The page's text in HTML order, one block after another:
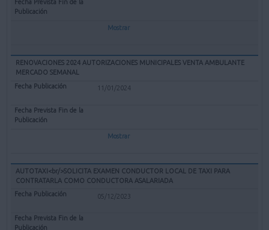
Mostrar
RENOVACIONES 2024 AUTORIZACIONES MUNICIPALES VENTA AMBULANTE
MERCADO SEMANAL
11/01/2024
Mostrar
AUTOTAXI<br/>SOLICITA EXAMEN CONDUCTOR LOCAL DE TAXI PARA
CONTRATARLA COMO CONDUCTORA ASALARIADA
05/12/2023